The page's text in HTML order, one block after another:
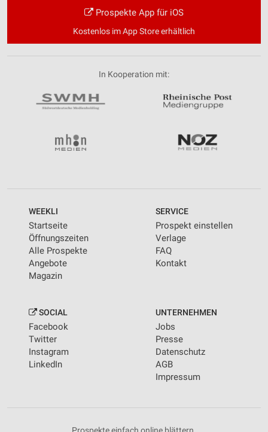
Prospekte App für iOS
Kostenlos im App Store erhältlich
In Kooperation mit:
WEEKLI
Startseite
Öffnungszeiten
Alle Prospekte
Angebote
Magazin
SERVICE
Prospekt einstellen
Verlage
FAQ
Kontakt
SOCIAL
Facebook
Twitter
Instagram
LinkedIn
UNTERNEHMEN
Jobs
Presse
Datenschutz
AGB
Impressum